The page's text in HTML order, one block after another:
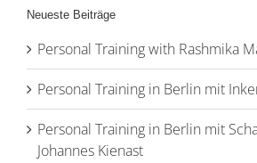
Neueste Beiträge
Personal Training with Rashmika
Personal Training in Berlin mit
Personal Training in Berlin mit
Johannes Kienast